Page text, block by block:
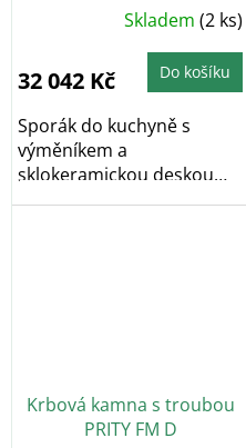
5,0
z
hvězdiček.
Skladem(2 ks)
32 042 Kč Do košíku
Sporák do kuchyně s
výměníkem a
sklokeramickou deskou
PRITY GT W10 FI G DR v
Krbová kamna s troubou
PRITY FM D